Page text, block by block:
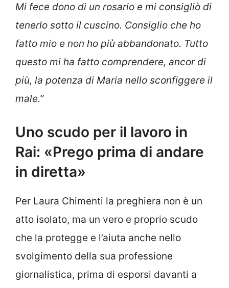
Mi fece dono di un rosario e mi consigliò di
tenerlo sotto il cuscino. Consiglio che ho
fatto mio e non ho più abbandonato. Tutto
questo mi ha fatto comprendere, ancor di
più, la potenza di Maria nello sconfiggere il
male.”
Uno scudo per il lavoro in
Rai: «Prego prima di andare
in diretta»
Per Laura Chimenti la preghiera non è un
atto isolato, ma un vero e proprio scudo
che la protegge e l’aiuta anche nello
svolgimento della sua professione
giornalistica, prima di esporsi davanti a